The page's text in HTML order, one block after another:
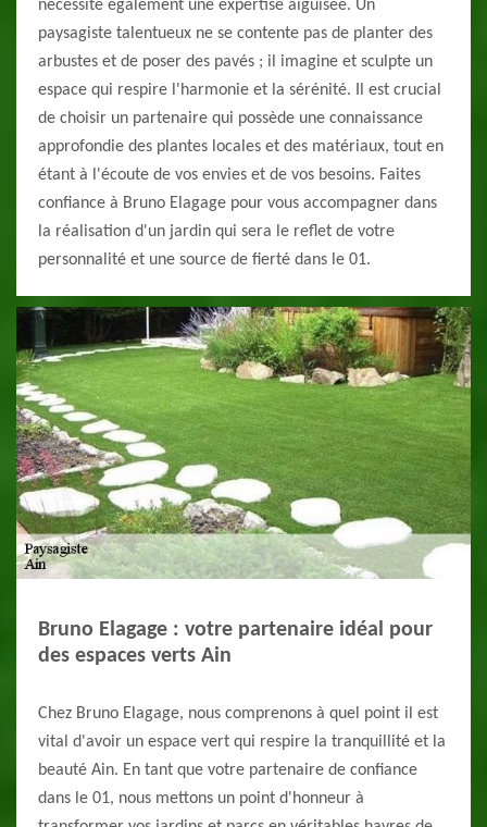
nécessite également une expertise aiguisée. Un
paysagiste talentueux ne se contente pas de planter des
arbustes et de poser des pavés ; il imagine et sculpte un
espace qui respire l'harmonie et la sérénité. Il est crucial
de choisir un partenaire qui possède une connaissance
approfondie des plantes locales et des matériaux, tout en
étant à l'écoute de vos envies et de vos besoins. Faites
confiance à Bruno Elagage pour vous accompagner dans
la réalisation d'un jardin qui sera le reflet de votre
personnalité et une source de fierté dans le 01.
Bruno Elagage : votre partenaire idéal pour
des espaces verts Ain
Chez Bruno Elagage, nous comprenons à quel point il est
vital d'avoir un espace vert qui respire la tranquillité et la
beauté Ain. En tant que votre partenaire de confiance
dans le 01, nous mettons un point d'honneur à